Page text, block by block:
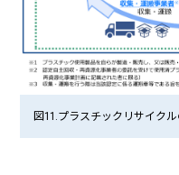
図11.プラスチックリサイク